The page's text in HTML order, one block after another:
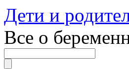
Дети и
Все о